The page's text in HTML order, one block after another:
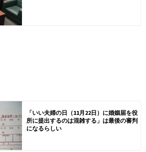
「いい夫婦の日（11月22日）に婚姻届を役
所に提出するのは混雑する」は最後の審判
になるらしい